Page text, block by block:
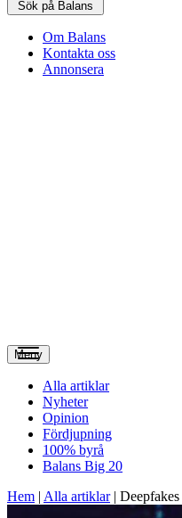
Sök på Balans
Om Balans
Kontakta oss
Annonsera
Meny
Alla artiklar
Nyheter
Opinion
Fördjupning
100% byrå
Balans Big 20
Hem | Alla artiklar|